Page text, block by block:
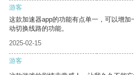
游客
这款加速器app的功能有点单一，可以增加
动切换线路的功能。
2025-02-15
游客